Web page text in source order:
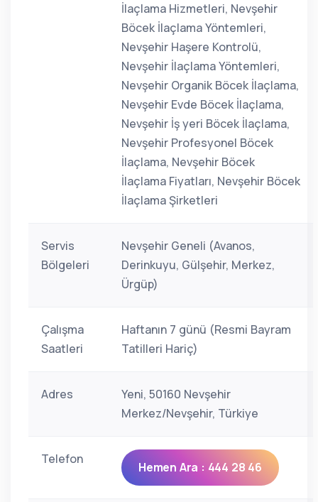
İlaçlama Hizmetleri, Nevşehir
Böcek İlaçlama Yöntemleri,
Nevşehir Haşere Kontrolü,
Nevşehir İlaçlama Yöntemleri,
Nevşehir Organik Böcek İlaçlama,
Nevşehir Evde Böcek İlaçlama,
Nevşehir İş yeri Böcek İlaçlama,
Nevşehir Profesyonel Böcek
İlaçlama, Nevşehir Böcek
İlaçlama Fiyatları, Nevşehir Böcek
İlaçlama Şirketleri
Servis
Bölgeleri
Nevşehir Geneli (Avanos,
Derinkuyu, Gülşehir, Merkez,
Ürgüp)
Çalışma
Saatleri
Haftanın 7 günü (Resmi Bayram
Tatilleri Hariç)
Adres
Yeni, 50160 Nevşehir
Merkez/Nevşehir, Türkiye
Telefon
Hemen Ara : 444 28 46